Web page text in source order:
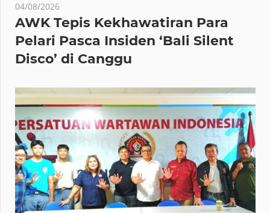
04/08/2026
AWK Tepis Kekhawatiran Para
Pelari Pasca Insiden ‘Bali Silent
Disco’ di Canggu